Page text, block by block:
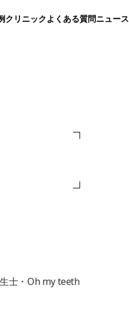
クリニックよくある質問ニュース
士・Oh my teeth